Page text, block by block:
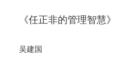
《任正非的管理智慧》
吴建国